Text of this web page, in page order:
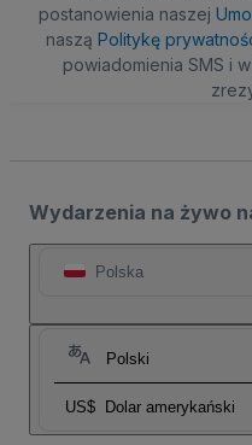
postanowienia naszej
naszą Politykę
powiadomienia SMS i
Wydarzenia na żywo
Polska
Polski
US$ Dolar amerykański